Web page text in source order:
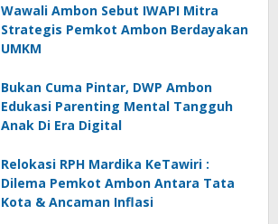
Wawali Ambon Sebut IWAPI Mitra
Strategis Pemkot Ambon Berdayakan
UMKM
Bukan Cuma Pintar, DWP Ambon
Edukasi Parenting Mental Tangguh
Anak Di Era Digital
Relokasi RPH Mardika KeTawiri :
Dilema Pemkot Ambon Antara Tata
Kota & Ancaman Inflasi